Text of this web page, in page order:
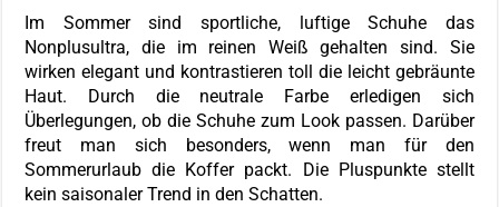
Im Sommer sind sportliche, luftige Schuhe das
Nonplusultra, die im reinen Weiß gehalten sind. Sie
wirken elegant und kontrastieren toll die leicht gebräunte
Haut. Durch die neutrale Farbe erledigen sich
Überlegungen, ob die Schuhe zum Look passen. Darüber
freut man sich besonders, wenn man für den
Sommerurlaub die Koffer packt. Die Pluspunkte stellt
kein saisonaler Trend in den Schatten.